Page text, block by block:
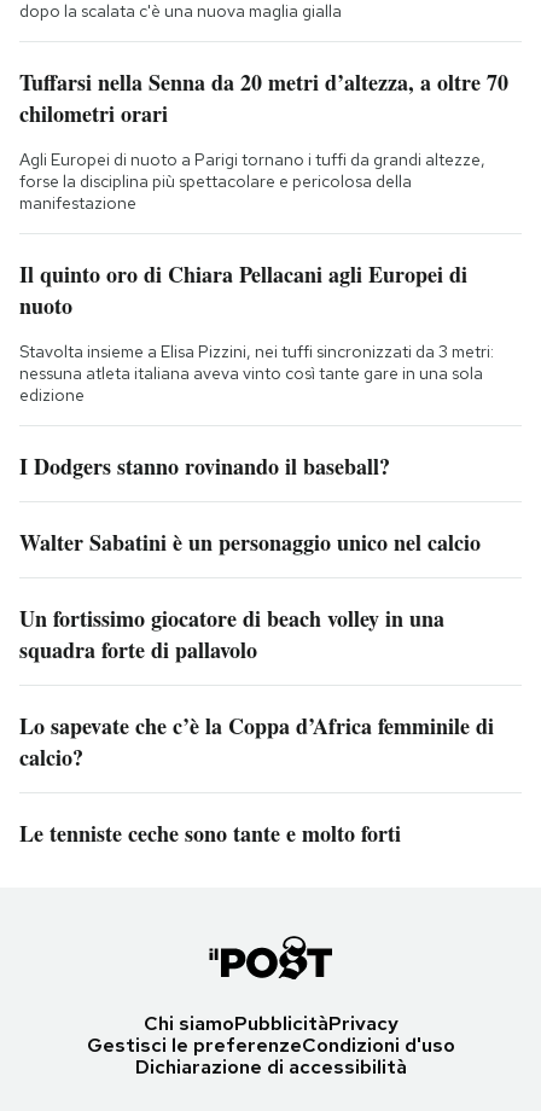
dopo la scalata c'è una nuova maglia gialla
Tuffarsi nella Senna da 20 metri d’altezza, a oltre 70
chilometri orari
Agli Europei di nuoto a Parigi tornano i tuffi da grandi altezze,
forse la disciplina più spettacolare e pericolosa della
manifestazione
Il quinto oro di Chiara Pellacani agli Europei di
nuoto
Stavolta insieme a Elisa Pizzini, nei tuffi sincronizzati da 3 metri:
nessuna atleta italiana aveva vinto così tante gare in una sola
edizione
I Dodgers stanno rovinando il baseball?
Walter Sabatini è un personaggio unico nel calcio
Un fortissimo giocatore di beach volley in una
squadra forte di pallavolo
Lo sapevate che c’è la Coppa d’Africa femminile di
calcio?
Le tenniste ceche sono tante e molto forti
Chi siamoPubblicitàPrivacy
Gestisci le preferenzeCondizioni d'uso
Dichiarazione di accessibilità